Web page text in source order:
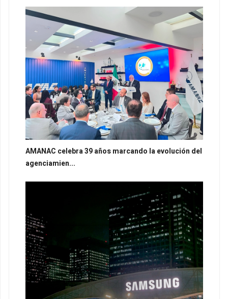
AMANAC celebra 39 años marcando la evolución del
agenciamien...